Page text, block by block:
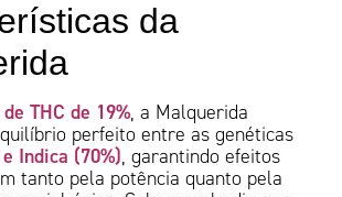
da
THC de 19%, a Malquerida
perfeito entre as genéticas
Indica (70%), garantindo efeitos
tanto pela potência quanto pela